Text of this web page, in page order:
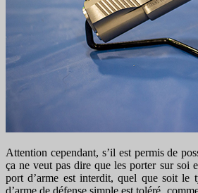
Attention cependant, s’il est permis de
ça ne veut pas dire que les porter sur soi
port d’arme est interdit, quel que soit le
d’arme de défense simple est toléré,